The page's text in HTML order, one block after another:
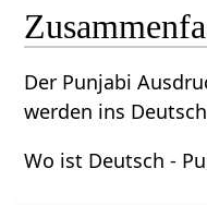
Der Punjabi
werden ins
Wo ist Deutsch -